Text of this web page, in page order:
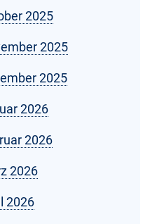
2025
2025
2025
2026
2026
2026
2026